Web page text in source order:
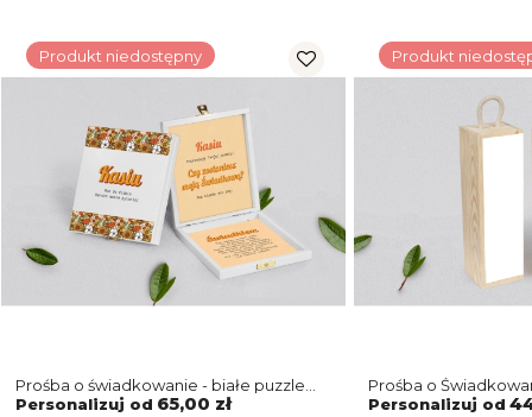
Produkt niedostępny
Prośba o świadkowanie - białe puzzle
Retro Style Motyw 1
Personalizuj od 65,00 zł
Produkt
Prośba o
naturalna Retro Style
Personalizuj od